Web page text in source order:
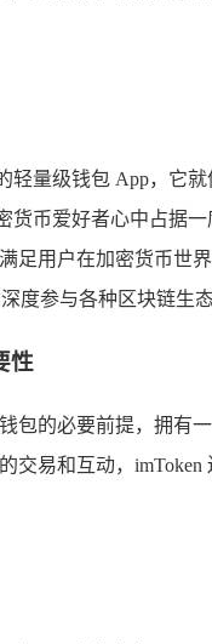
轻量级钱包 App，它
货币爱好者心中占据
足用户在加密货币世
度参与各种区块链生态
性
包的必要前提，拥有
交易和互动，